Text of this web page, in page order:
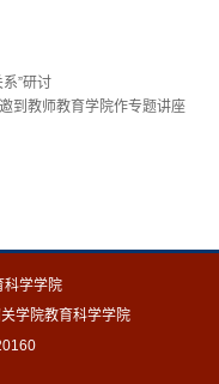
”研讨
到教师教育学院作专题讲座
科学学院
学院教育科学学院